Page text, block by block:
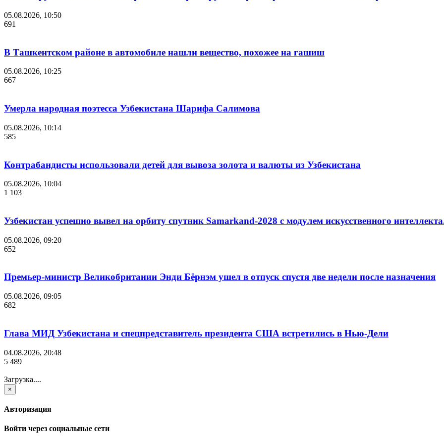
05.08.2026, 10:50
691
В Ташкентском районе в автомобиле нашли вещество, похожее на гашиш
05.08.2026, 10:25
667
Умерла народная поэтесса Узбекистана Шарифа Салимова
05.08.2026, 10:14
585
Контрабандисты использовали детей для вывоза золота и валюты из Узбекистана
05.08.2026, 10:04
1 103
Узбекистан успешно вывел на орбиту спутник Samarkand-2028 с модулем искусственного
05.08.2026, 09:20
652
Премьер-министр Великобритании Энди Бёрнэм ушел в отпуск спустя две недели после назначения
05.08.2026, 09:05
682
Глава МИД Узбекистана и спецпредставитель президента США встретились в Нью-Дели
04.08.2026, 20:48
5 489
Загрузка....
×
Авторизация
Войти через социальные сети